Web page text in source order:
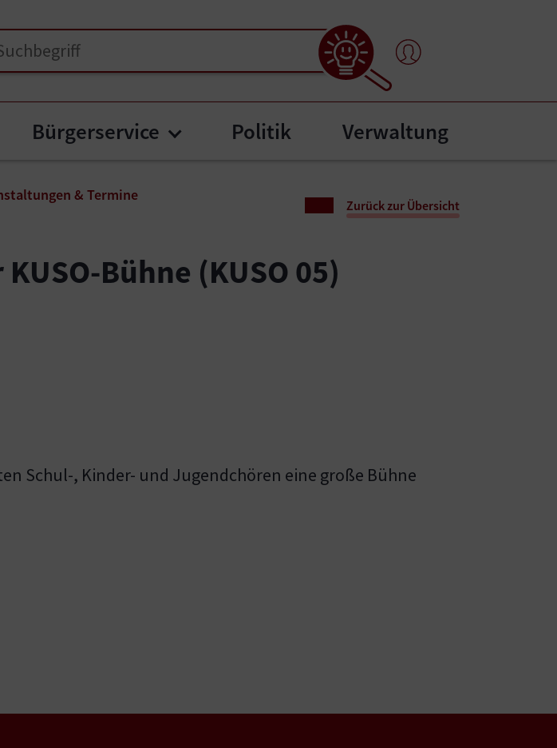
Gemeinde"
for "Amtstafel"
Bürgerservice Submenu for "Bürgerservice"
Politik Verwaltung
& Termine
Zurück zur Übersicht
Bühne (KUSO 05)
Schul-, Kinder- und Jugendchören eine große Bühne